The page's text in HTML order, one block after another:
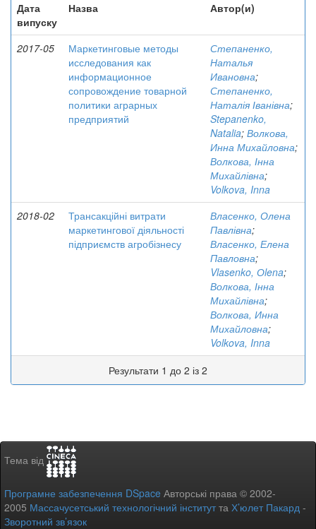
Дата
випуску
Назва Автор(и)
2017-05
Маркетинговые методы
исследования как
информационное
сопровождение товарной
политики аграрных
предприятий
Степаненко,
Наталья
Ивановна;
Степаненко,
Наталія Іванівна;
Stepanenko,
Natalia; Волкова,
Инна Михайловна;
Волкова, Інна
Михайлівна;
Volkova, Inna
2018-02
Трансакційні витрати
маркетингової діяльності
підприємств агробізнесу
Власенко, Олена
Павлівна;
Власенко, Елена
Павловна;
Vlasenko, Оlena;
Волкова, Інна
Михайлівна;
Волкова, Инна
Михайловна;
Volkova, Inna
Результати 1 до 2 із 2
Тема від
Програмне забезпечення DSpace Авторські права © 2002-
2005 Массачусетський технологічний інститутта Х’юлет Пакард -
Зворотний зв’язок